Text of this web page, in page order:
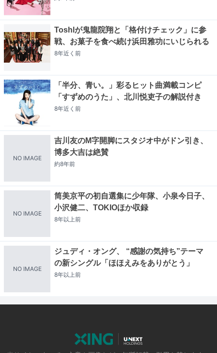
Toshlが鬼龍院翔と「格付けチェック」に参
戦、お菓子を食べ続け浜田雅功にいじられる
8年近く 前
「半分、青い。」彩るヒット曲満載コンピ
「すずめのうた」、北川悦吏子の解説付き
8年近く 前
NO IMAGE
吉川友のM字開脚にスタジオ中がドン引き、
博多大吉は絶賛
約8年前
NO IMAGE
筒美京平の初自選集に少年隊、小泉今日子、
小沢健二、TOKIOほか収録
8年以上前
NO IMAGE
ジュディ・オング、 “感謝の気持ち”テーマ
の新シングル「ほほえみをありがとう」
8年以上前